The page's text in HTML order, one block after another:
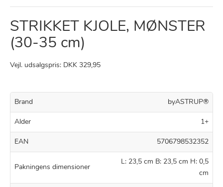
STRIKKET KJOLE, MØNSTER
(30-35 cm)
Vejl. udsalgspris: DKK 329,95
Brand byASTRUP®
Alder 1+
EAN 5706798532352
Pakningens dimensioner
L: 23,5 cm B: 23,5 cm H: 0,5
cm